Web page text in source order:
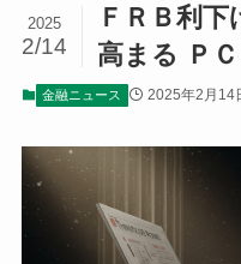
ＦＲＢ利
高まる Ｐ
2025
2/14
金融ニュース 2025年2月14